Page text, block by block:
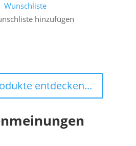
Wunschliste
hinzufügen
entdecken...